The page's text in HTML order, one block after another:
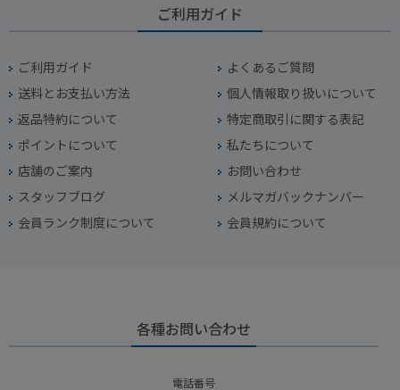
ご利用ガイド
ご利用ガイド
よくあるご質問
送料とお支払い方法
個人情報取り扱いについて
返品特約について
特定商取引に関する表記
ポイントについて
私たちについて
店舗のご案内
お問い合わせ
スタッフブログ
メルマガバックナンバー
会員ランク制度について
会員規約について
各種お問い合わせ
電話番号